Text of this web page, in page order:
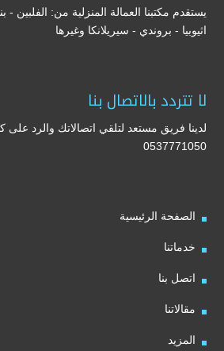
يستقدم مكتبنا العمالة المنزلية من: الفلبين -
اثيوبيا - بروندي - سيريلانكا وغيرها
لا تتردد بالاتصال بنا
لدينا فريق مستعد لتلقي اتصالاتك والرد على
0537771050
الصفحة الرئيسية
خدماتنا
اتصل بنا
مقالاتنا
المزيد